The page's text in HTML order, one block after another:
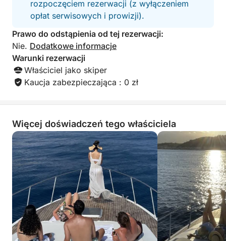
rozpoczęciem rezerwacji (z wyłączeniem
opłat serwisowych i prowizji).
Prawo do odstąpienia od tej rezerwacji:
Nie. Dodatkowe informacje
Warunki rezerwacji
Właściciel jako skiper
Kaucja zabezpieczająca : 0 zł
Więcej doświadczeń tego właściciela